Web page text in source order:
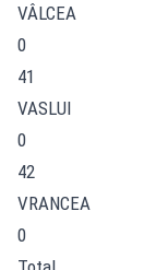
VÂLCEA
0
41
VASLUI
0
42
VRANCEA
0